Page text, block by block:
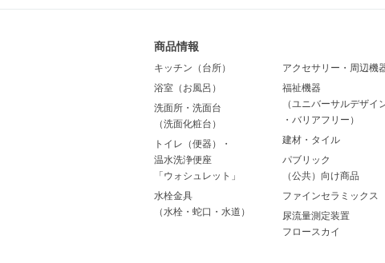
商品情報
キッチン（台所）
浴室（お風呂）
洗面所・洗面台
（洗面化粧台）
トイレ（便器）・
温水洗浄便座
「ウォシュレット」
水栓金具
（水栓・蛇口・水道）
アクセサリー・周辺機
福祉機器
（ユニバーサルデザイ
・バリアフリー）
建材・タイル
パブリック
（公共）向け商品
ファインセラミックス
尿流量測定装置
フロースカイ